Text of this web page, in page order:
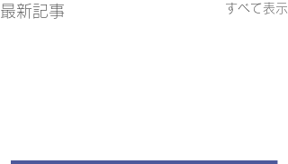
最新記事 すべて表示